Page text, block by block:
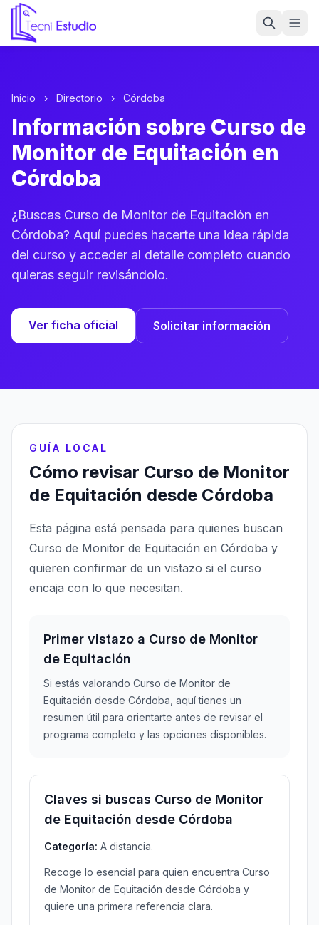
Ir a la página de inicio de Tecni Estudio
Inicio › Directorio › Córdoba
Información sobre Curso de
Monitor de Equitación en
Córdoba
¿Buscas Curso de Monitor de Equitación en
Córdoba? Aquí puedes hacerte una idea rápida
del curso y acceder al detalle completo cuando
quieras seguir revisándolo.
Ver ficha oficial Solicitar información
GUÍA LOCAL
Cómo revisar Curso de Monitor
de Equitación desde Córdoba
Esta página está pensada para quienes buscan
Curso de Monitor de Equitación en Córdoba y
quieren confirmar de un vistazo si el curso
encaja con lo que necesitan.
Primer vistazo a Curso de Monitor
de Equitación
Si estás valorando Curso de Monitor de
Equitación desde Córdoba, aquí tienes un
resumen útil para orientarte antes de revisar el
programa completo y las opciones disponibles.
Claves si buscas Curso de Monitor
de Equitación desde Córdoba
Categoría: A distancia.
Recoge lo esencial para quien encuentra Curso
de Monitor de Equitación desde Córdoba y
quiere una primera referencia clara.